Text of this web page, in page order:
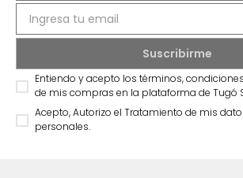
Entiendo y acepto los términos,
de mis compras en la plataforma de Tugó
Acepto, Autorizo el Tratamiento de mis
personales.